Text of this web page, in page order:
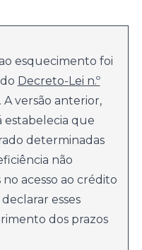
esquecimento foi
Decreto-Lei n.º
A versão anterior,
estabelecia que
determinadas
não
acesso ao crédito
esses
dos prazos